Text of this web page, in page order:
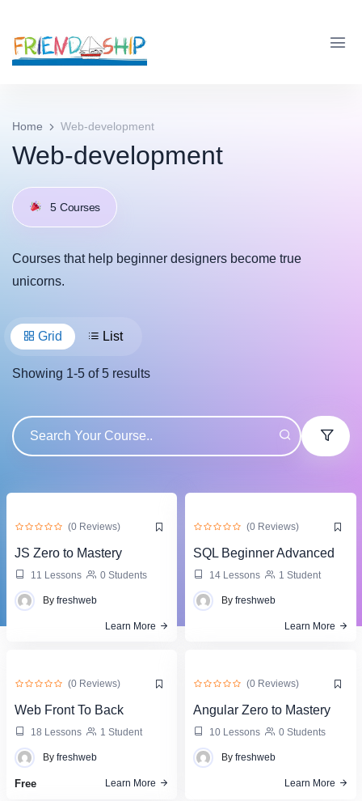
Home Web-development
Web-development
5 Courses
Courses that help beginner designers become true
unicorns.
Grid List
Showing 1-5 of 5 results
(0 Reviews)
JS Zero to Mastery
11 Lessons 0 Students
By freshweb
Learn More
(0 Reviews)
SQL Beginner Advanced
14 Lessons 1 Student
By freshweb
Learn More
(0 Reviews)
Web Front To Back
18 Lessons 1 Student
By freshweb
Free Learn More
(0 Reviews)
Angular Zero to Mastery
10 Lessons 0 Students
By freshweb
Learn More